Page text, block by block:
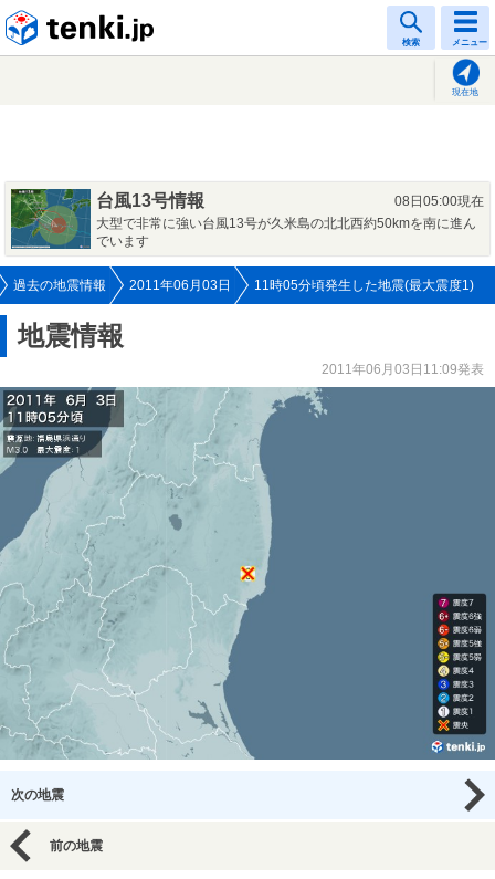
検索 メニュー
現在地
台風13号情報
08日05:00現在
大型で非常に強い台風13号が久米島の北北西約50kmを南に進ん
でいます
過去の地震情報 2011年06月03日 11時05分頃発生した地震(最大震度1)
地震情報
2011年06月03日11:09発表
次の地震
前の地震